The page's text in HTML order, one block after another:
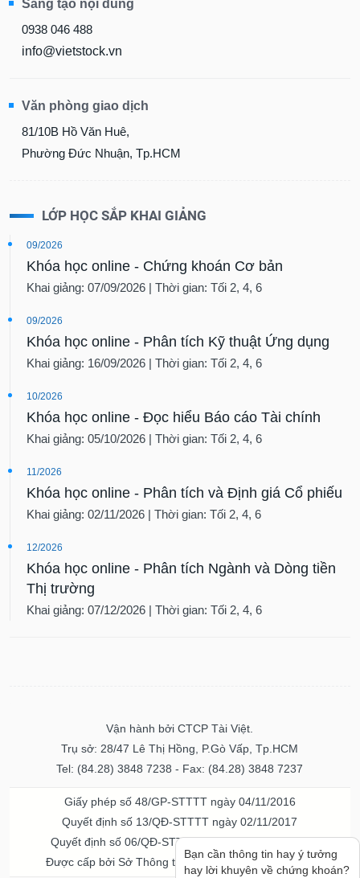
Sáng tạo nội dung
0938 046 488
info@vietstock.vn
Văn phòng giao dịch
81/10B Hồ Văn Huê,
Phường Đức Nhuận, Tp.HCM
LỚP HỌC SẮP KHAI GIẢNG
09/2026
Khóa học online - Chứng khoán Cơ bản
Khai giảng: 07/09/2026 | Thời gian: Tối 2, 4, 6
09/2026
Khóa học online - Phân tích Kỹ thuật Ứng dụng
Khai giảng: 16/09/2026 | Thời gian: Tối 2, 4, 6
10/2026
Khóa học online - Đọc hiểu Báo cáo Tài chính
Khai giảng: 05/10/2026 | Thời gian: Tối 2, 4, 6
11/2026
Khóa học online - Phân tích và Định giá Cổ phiếu
Khai giảng: 02/11/2026 | Thời gian: Tối 2, 4, 6
12/2026
Khóa học online - Phân tích Ngành và Dòng tiền
Thị trường
Khai giảng: 07/12/2026 | Thời gian: Tối 2, 4, 6
Vận hành bởi CTCP Tài Việt.
Trụ sở: 28/47 Lê Thị Hồng, P.Gò Vấp, Tp.HCM
Tel: (84.28) 3848 7238 - Fax: (84.28) 3848 7237
Giấy phép số 48/GP-STTTT ngày 04/11/2016
Quyết định số 13/QĐ-STTTT ngày 02/11/2017
Quyết định số 06/QĐ-STTTT-ICP ngày 20/07/2023
Được cấp bởi Sở Thông tin và Truyền thông TPHCM
Bạn cần thông tin hay ý tưởng
hay lời khuyên về chứng khoán?